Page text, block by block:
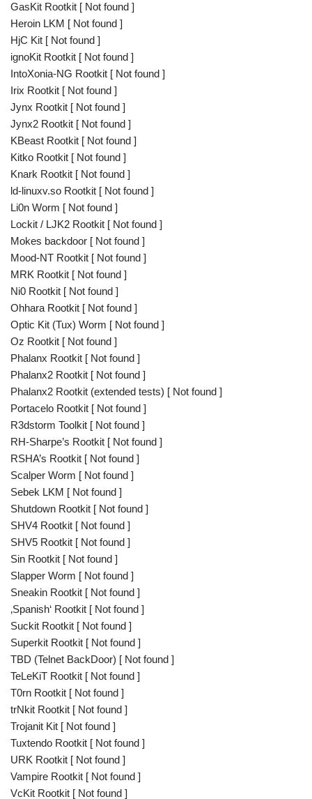
GasKit Rootkit [ Not found ]
Heroin LKM [ Not found ]
HjC Kit [ Not found ]
ignoKit Rootkit [ Not found ]
IntoXonia-NG Rootkit [ Not found ]
Irix Rootkit [ Not found ]
Jynx Rootkit [ Not found ]
Jynx2 Rootkit [ Not found ]
KBeast Rootkit [ Not found ]
Kitko Rootkit [ Not found ]
Knark Rootkit [ Not found ]
ld-linuxv.so Rootkit [ Not found ]
Li0n Worm [ Not found ]
Lockit / LJK2 Rootkit [ Not found ]
Mokes backdoor [ Not found ]
Mood-NT Rootkit [ Not found ]
MRK Rootkit [ Not found ]
Ni0 Rootkit [ Not found ]
Ohhara Rootkit [ Not found ]
Optic Kit (Tux) Worm [ Not found ]
Oz Rootkit [ Not found ]
Phalanx Rootkit [ Not found ]
Phalanx2 Rootkit [ Not found ]
Phalanx2 Rootkit (extended tests) [ Not found ]
Portacelo Rootkit [ Not found ]
R3dstorm Toolkit [ Not found ]
RH-Sharpe’s Rootkit [ Not found ]
RSHA’s Rootkit [ Not found ]
Scalper Worm [ Not found ]
Sebek LKM [ Not found ]
Shutdown Rootkit [ Not found ]
SHV4 Rootkit [ Not found ]
SHV5 Rootkit [ Not found ]
Sin Rootkit [ Not found ]
Slapper Worm [ Not found ]
Sneakin Rootkit [ Not found ]
‚Spanish‘ Rootkit [ Not found ]
Suckit Rootkit [ Not found ]
Superkit Rootkit [ Not found ]
TBD (Telnet BackDoor) [ Not found ]
TeLeKiT Rootkit [ Not found ]
T0rn Rootkit [ Not found ]
trNkit Rootkit [ Not found ]
Trojanit Kit [ Not found ]
Tuxtendo Rootkit [ Not found ]
URK Rootkit [ Not found ]
Vampire Rootkit [ Not found ]
VcKit Rootkit [ Not found ]